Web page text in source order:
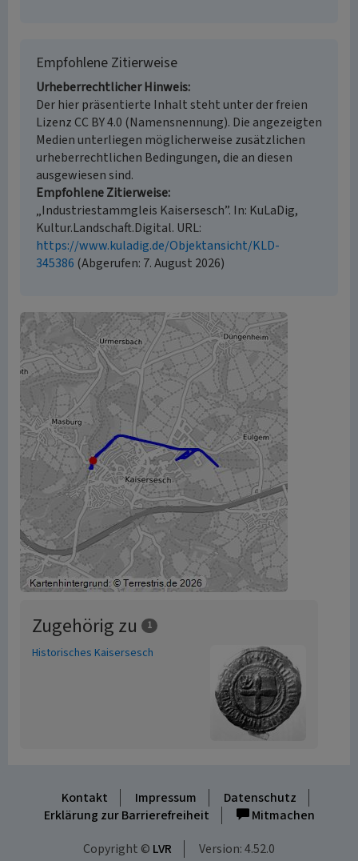
Empfohlene Zitierweise
Urheberrechtlicher Hinweis
Der hier präsentierte Inhalt steht unter der freien
Lizenz CC BY 4.0 (Namensnennung). Die angezeigten
Medien unterliegen möglicherweise zusätzlichen
urheberrechtlichen Bedingungen, die an diesen
ausgewiesen sind.
Empfohlene Zitierweise
„Industriestammgleis Kaisersesch”. In: KuLaDig,
Kultur.Landschaft.Digital. URL:
https://www.kuladig.de/Objektansicht/KLD-
345386 (Abgerufen: 7. August 2026)
Zugehörig zu 1
Historisches Kaisersesch
Kontakt Impressum
Datenschutz
Erklärung zur Barrierefreiheit
Mitmachen
Copyright © LVR Version: 4.52.0